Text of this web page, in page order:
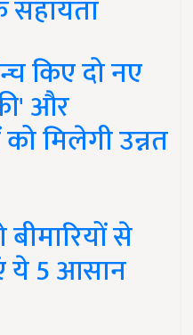
सहायता
किए दो नए
और
मिलेगी उन्नत
से
ये 5 आसान